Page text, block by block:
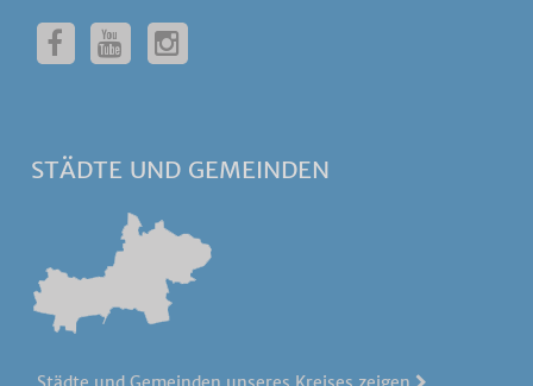
STÄDTE UND GEMEINDEN